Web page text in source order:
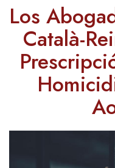
Los
Català-